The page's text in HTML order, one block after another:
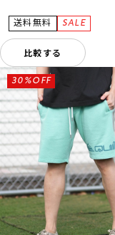
比較する
30%OFF